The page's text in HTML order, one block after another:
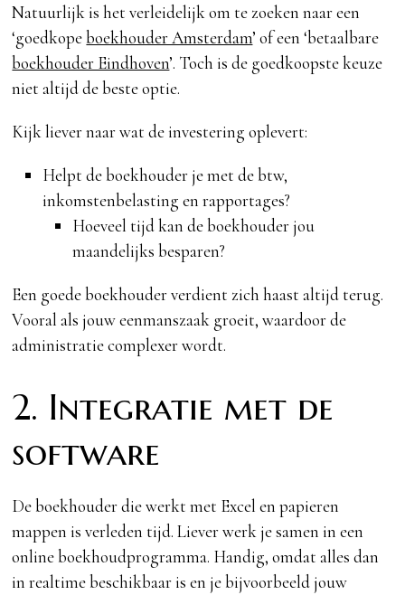
Natuurlijk is het verleidelijk om te zoeken naar een
‘goedkopeboekhouder Amsterdam’ of een ‘betaalbare
boekhouder Eindhoven’. Toch is de goedkoopste keuze
niet altijd de beste optie.
Kijk liever naar wat de investering oplevert:
Helpt de boekhouder je met de btw,
inkomstenbelasting en rapportages?
Hoeveel tijd kan de boekhouder jou
maandelijks besparen?
Een goede boekhouder verdient zich haast altijd terug.
Vooral als jouw eenmanszaak groeit, waardoor de
administratie complexer wordt.
2. Integratie met de
software
De boekhouder die werkt met Excel en papieren
mappen is verleden tijd. Liever werk je samen in een
online boekhoudprogramma. Handig, omdat alles dan
in realtime beschikbaar is en je bijvoorbeeld jouw